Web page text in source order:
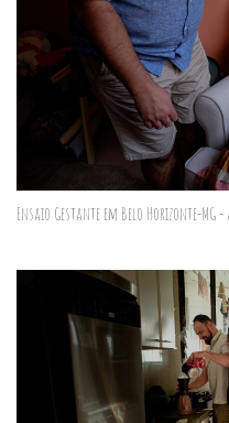
Ensaio Gestante em Belo Horizonte-MG -